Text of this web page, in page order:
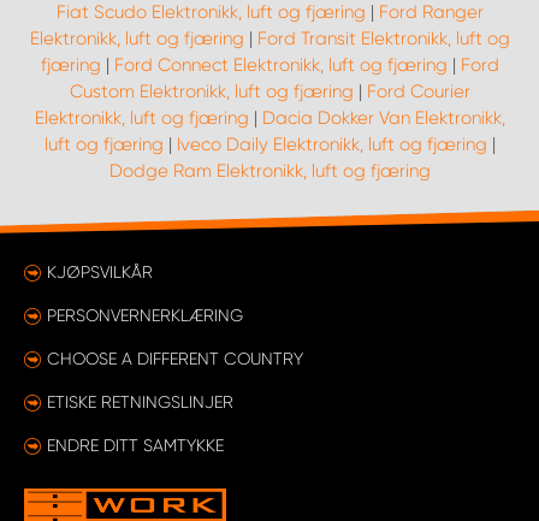
Fiat Scudo Elektronikk, luft og fjæring | Ford Ranger
Elektronikk, luft og fjæring | Ford Transit Elektronikk, luft og
fjæring | Ford Connect Elektronikk, luft og fjæring | Ford
Custom Elektronikk, luft og fjæring | Ford Courier
Elektronikk, luft og fjæring | Dacia Dokker Van Elektronikk,
luft og fjæring | Iveco Daily Elektronikk, luft og fjæring |
Dodge Ram Elektronikk, luft og fjæring
KJØPSVILKÅR
PERSONVERNERKLÆRING
CHOOSE A DIFFERENT COUNTRY
ETISKE RETNINGSLINJER
ENDRE DITT SAMTYKKE